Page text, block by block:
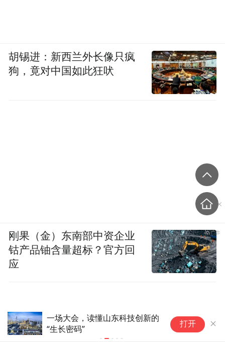
“小小科学家”研学实践点亮假期
生活，打造行走式科普课堂
“
打开
胡锡进：新西兰外长像只疯
狗，竟对中国如此狂吠
刚果（金）东南部中资企业
钴产品铀含量超标？官方回
应